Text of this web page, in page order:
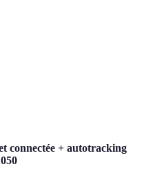
connectée + autotracking